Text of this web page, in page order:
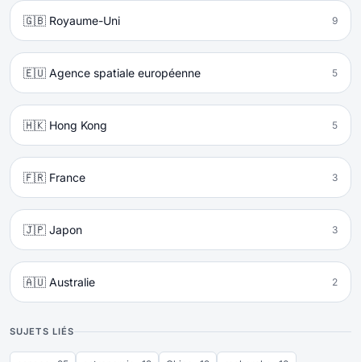
🇬🇧 Royaume-Uni 9
🇪🇺 Agence spatiale européenne 5
🇭🇰 Hong Kong 5
🇫🇷 France 3
🇯🇵 Japon 3
🇦🇺 Australie 2
SUJETS LIÉS